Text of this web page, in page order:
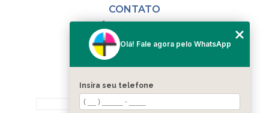
CONTATO
(11) 98994-1867
(11) 98993-9556
togsm1@gmail.com
MENU
HOME
Olá! Fale agora pelo WhatsApp
Insira seu telefone